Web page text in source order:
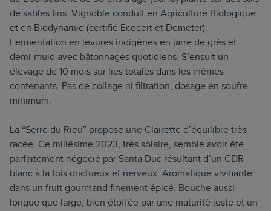
de sables fins. Vignoble conduit en Agriculture Biologique
et en Biodynamie (certifié Ecocert et Demeter).
Fermentation en levures indigènes en jarre de grès et
demi-muid avec bâtonnages quotidiens. S’ensuit un
élevage de 10 mois sur lies totales dans les mêmes
contenants. Pas de collage ni filtration, dosage en soufre
minimum.
La “Serre du Rieu” propose une Clairette d’équilibre très
racée. Ce millésime 2023, très solaire, semble avoir été
parfaitement négocié par Santa Duc résultant d’un CDR
blanc à la fois onctueux et nerveux. Aromatique vivifiante
dans un fruit gourmand finement épicé. Bouche aussi
longue que large, bien étoffée par une maturité juste et un